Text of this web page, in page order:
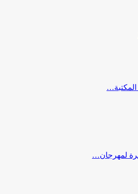
لمهرجان…